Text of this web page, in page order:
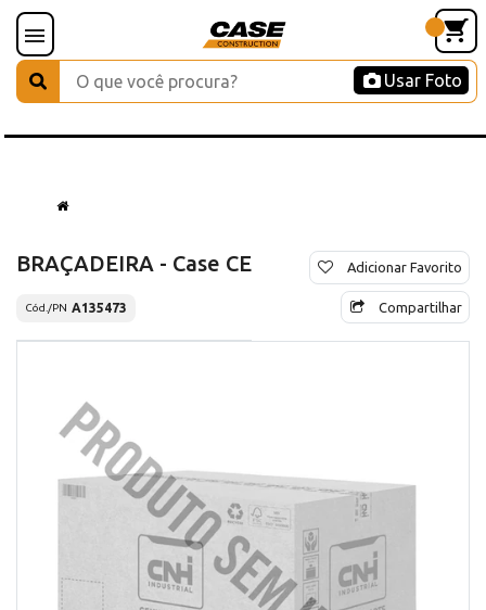
Usar Foto
BRAÇADEIRA - Case CE
Cód./PN A135473
Adicionar Favorito
Compartilhar